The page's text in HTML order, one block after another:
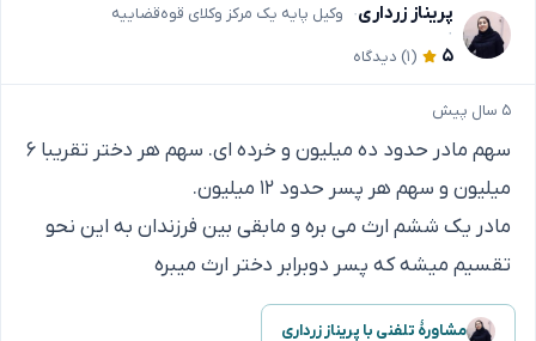
پریناز زرداری وکیل پایه یک مرکز وکلای قوه‌قضاییه
۵ (۱) دیدگاه
۵ سال پیش
سهم مادر حدود ده میلیون و خرده ای. سهم هر دختر تقریبا ۶
میلیون و سهم هر پسر حدود ۱۲ میلیون.
مادر یک ششم ارث می بره و مابقی بین فرزندان به این نحو
تقسیم میشه که پسر دوبرابر دختر ارث میبره
مشاورهٔ تلفنی با پریناز زرداری